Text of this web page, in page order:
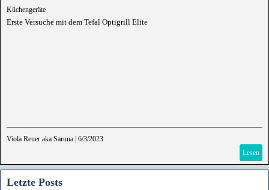
Küchengeräte
Erste Versuche mit dem Tefal Optigrill Elite
Viola Reuer aka Saruna 6/3/2023
Lesen
Letzte Posts